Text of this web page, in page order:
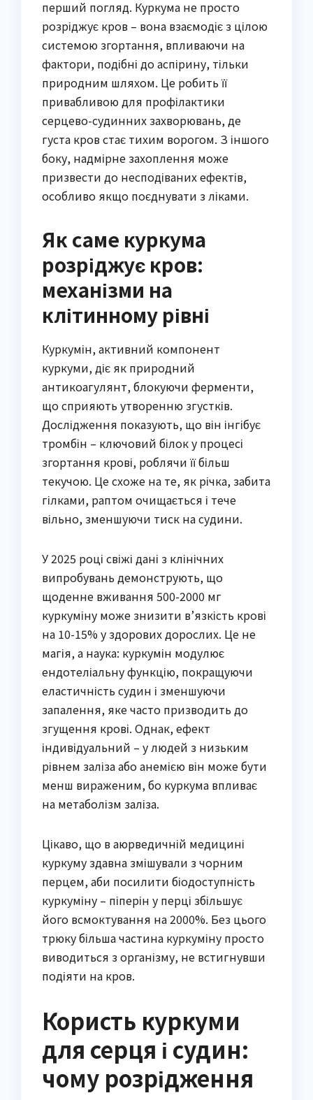
перший погляд. Куркума не просто
розріджує кров – вона взаємодіє з цілою
системою згортання, впливаючи на
фактори, подібні до аспірину, тільки
природним шляхом. Це робить її
привабливою для профілактики
серцево-судинних захворювань, де
густа кров стає тихим ворогом. З іншого
боку, надмірне захоплення може
призвести до несподіваних ефектів,
особливо якщо поєднувати з ліками.
Як саме куркума
розріджує кров:
механізми на
клітинному рівні
Куркумін, активний компонент
куркуми, діє як природний
антикоагулянт, блокуючи ферменти,
що сприяють утворенню згустків.
Дослідження показують, що він інгібує
тромбін – ключовий білок у процесі
згортання крові, роблячи її більш
текучою. Це схоже на те, як річка, забита
гілками, раптом очищається і тече
вільно, зменшуючи тиск на судини.
У 2025 році свіжі дані з клінічних
випробувань демонструють, що
щоденне вживання 500-2000 мг
куркуміну може знизити в’язкість крові
на 10-15% у здорових дорослих. Це не
магія, а наука: куркумін модулює
ендотеліальну функцію, покращуючи
еластичність судин і зменшуючи
запалення, яке часто призводить до
згущення крові. Однак, ефект
індивідуальний – у людей з низьким
рівнем заліза або анемією він може бути
менш вираженим, бо куркума впливає
на метаболізм заліза.
Цікаво, що в аюрведичній медицині
куркуму здавна змішували з чорним
перцем, аби посилити біодоступність
куркуміну – піперін у перці збільшує
його всмоктування на 2000%. Без цього
трюку більша частина куркуміну просто
виводиться з організму, не встигнувши
подіяти на кров.
Користь куркуми
для серця і судин:
чому розрідження